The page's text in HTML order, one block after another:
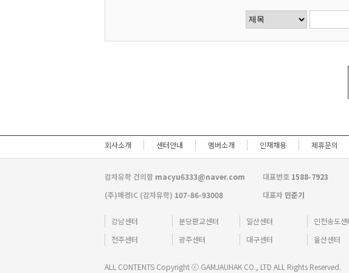
회사소개 센터안내 멤버소개 인재채용 제휴문의
감자유학 건의함 macyu6333@naver.com 대표번호 1588-7923
(주)매경IC (감자유학) 107-86-93008 대표자 민준기
강남센터 분당판교센터 일산센터 인천송도센
전주센터
광주센터 대구센터 울산센터
ALL CONTENTS Copyright ⓒ GAMJAUHAK CO., LTD ALL Rights Reserved.